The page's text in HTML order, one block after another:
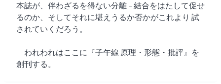
本誌が、伴わざるを得ない分離 – 結合をはたして促せ
るのか、そしてそれに堪えうるか否かがこれより 試
されていくだろう。
われわれはここに『子午線 原理・形態・批評』を
創刊する。